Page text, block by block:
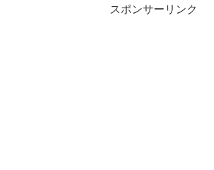
スポンサーリンク